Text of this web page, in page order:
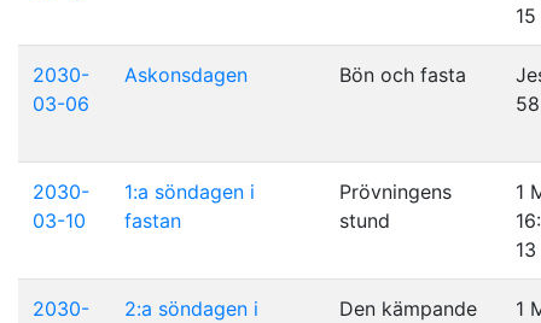
15
2030-
03-06
Askonsdagen Bön och fasta
2030-
03-10
1:a söndagen i
fastan
Prövningens
stund
1
13
2030-
2:a söndagen i
Den kämpande
1